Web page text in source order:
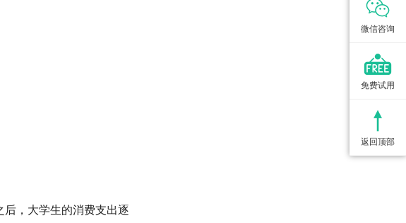
，大学生的消费支出逐
微信咨询
免费试用
返回顶部